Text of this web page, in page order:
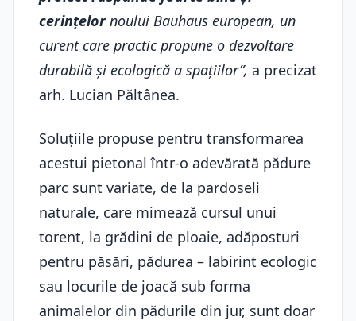
cerințelornoului Bauhaus european, un
curent care practic propune o dezvoltare
durabilă și ecologică a spațiilor”, a precizat
arh. Lucian Păltânea.
Soluțiile propuse pentru transformarea
acestui pietonal într-o adevărată pădure
parc sunt variate, de la pardoseli
naturale, care mimează cursul unui
torent, la grădini de ploaie, adăposturi
pentru păsări, pădurea – labirint ecologic
sau locurile de joacă sub forma
animalelor din pădurile din jur, sunt doar